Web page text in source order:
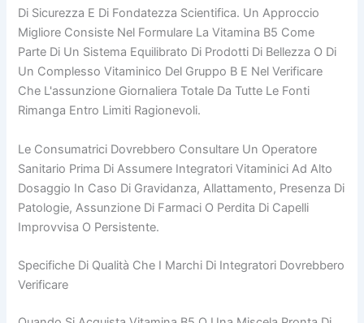
Di Sicurezza E Di Fondatezza Scientifica. Un Approccio
Migliore Consiste Nel Formulare La Vitamina B5 Come
Parte Di Un Sistema Equilibrato Di Prodotti Di Bellezza O Di
Un Complesso Vitaminico Del Gruppo B E Nel Verificare
Che L'assunzione Giornaliera Totale Da Tutte Le Fonti
Rimanga Entro Limiti Ragionevoli.
Le Consumatrici Dovrebbero Consultare Un Operatore
Sanitario Prima Di Assumere Integratori Vitaminici Ad Alto
Dosaggio In Caso Di Gravidanza, Allattamento, Presenza Di
Patologie, Assunzione Di Farmaci O Perdita Di Capelli
Improvvisa O Persistente.
Specifiche Di Qualità Che I Marchi Di Integratori Dovrebbero
Verificare